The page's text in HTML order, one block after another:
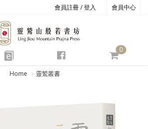
會員註冊 / 登入 會員中心
e
0
Home 靈鷲叢書